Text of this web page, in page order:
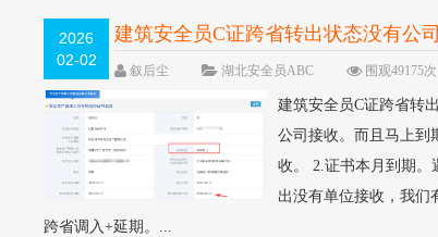
2026
02-02
建筑安全员C证跨省转出状态没有公
叙后尘 湖北安全员ABC 围观49175次
建筑安全员C证跨省转
公司接收。而且马上到
收。 2.证书本月到期。
出没有单位接收，我们
跨省调入+延期。...